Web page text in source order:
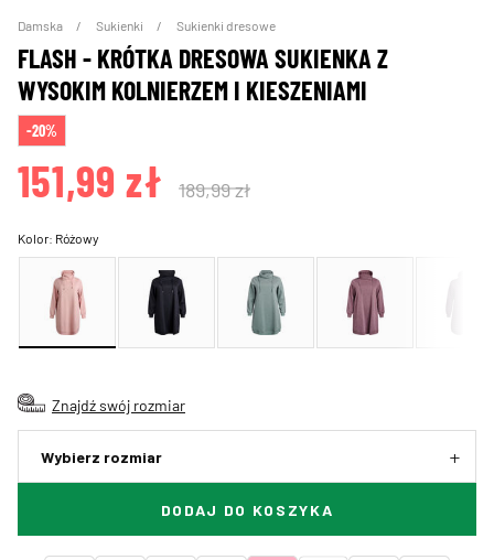
Damska Sukienki Sukienki dresowe
FLASH - KRÓTKA DRESOWA SUKIENKA Z
WYSOKIM KOLNIERZEM I KIESZENIAMI
-20%
151,99 zł 189,99 zł
Kolor: Różowy
Znajdź swój rozmiar
Wybierz rozmiar
DODAJ DO KOSZYKA